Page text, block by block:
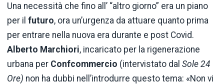
Una necessità che fino all’ “altro giorno” era un piano
per il futuro, ora un’urgenza da attuare quanto prima
per entrare nella nuova era durante e post Covid.
Alberto Marchiori, incaricato per la rigenerazione
urbana per Confcommercio (intervistato dal Sole 24
Ore) non ha dubbi nell’introdurre questo tema: «Non vi